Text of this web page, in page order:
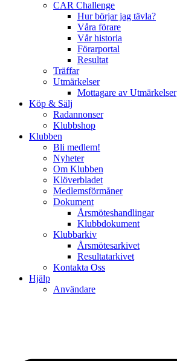
CAR Challenge
Hur börjar jag tävla?
Våra förare
Vår historia
Förarportal
Resultat
Träffar
Utmärkelser
Mottagare av Utmärkelser
Köp & Sälj
Radannonser
Klubbshop
Klubben
Bli medlem!
Nyheter
Om Klubben
Klöverbladet
Medlemsförmåner
Dokument
Årsmöteshandlingar
Klubbdokument
Klubbarkiv
Årsmötesarkivet
Resultatarkivet
Kontakta Oss
Hjälp
Användare